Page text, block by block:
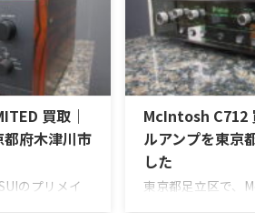
買取｜
府木津川市
のプリメイ
McIntosh C712
ルアンプを東京
した
東京都足立区で、